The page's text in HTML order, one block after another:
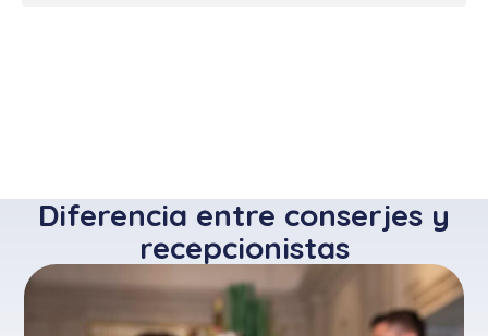
Diferencia entre conserjes y
recepcionistas